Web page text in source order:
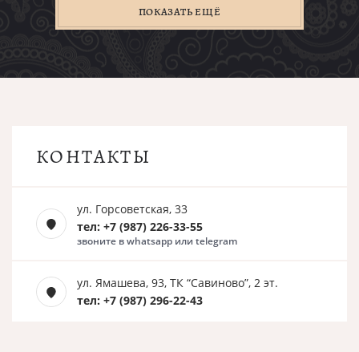
ПОКАЗАТЬ ЕЩЁ
КОНТАКТЫ
ул. Горсоветская, 33
тел: +7 (987) 226-33-55
звоните в whatsapp или telegram
ул. Ямашева, 93, ТК “Савиново”, 2 эт.
тел: +7 (987) 296-22-43